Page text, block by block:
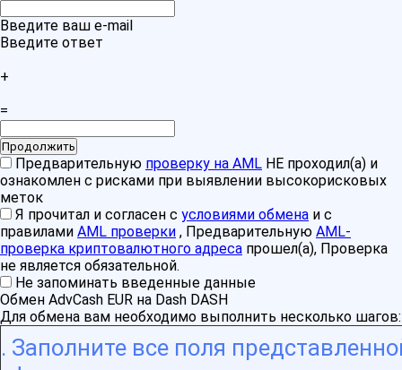
Введите ваш e-mail
Введите ответ
+
=
Предварительную проверку на AML НЕ проходил(а) и
ознакомлен с рисками при выявлении высокорисковых
меток
Я прочитал и согласен с условиями обмена и с
правилами AML проверки , Предварительную AML-
проверка криптовалютного адреса прошел(а), Проверка
не является обязательной.
Не запоминать введенные данные
Обмен AdvCash EUR на Dash DASH
Для обмена вам необходимо выполнить несколько шагов:
Заполните все поля